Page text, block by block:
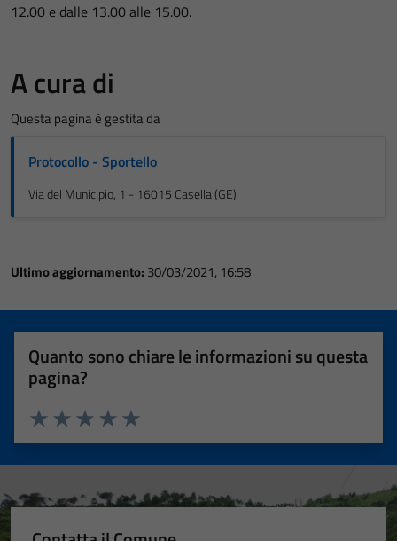
12.00 e dalle 13.00 alle 15.00.
A cura di
Questa pagina è gestita da
Protocollo - Sportello
Via del Municipio, 1 - 16015 Casella (GE)
Ultimo aggiornamento: 30/03/2021, 16:58
Quanto sono chiare le informazioni su questa
pagina?
Valuta 5 stelle su 5
Valuta 4 stelle su 5
Valuta 3 stelle su 5
Valuta 2 stelle su 5
Valuta 1 stelle su 5